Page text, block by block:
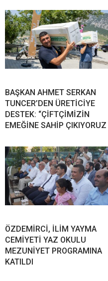
BAŞKAN AHMET SERKAN
TUNCER’DEN ÜRETİCİYE
DESTEK: “ÇİFTÇİMİZİN
EMEĞİNE SAHİP ÇIKIYORUZ
ÖZDEMİRCİ, İLİM YAYMA
CEMİYETİ YAZ OKULU
MEZUNİYET PROGRAMINA
KATILDI